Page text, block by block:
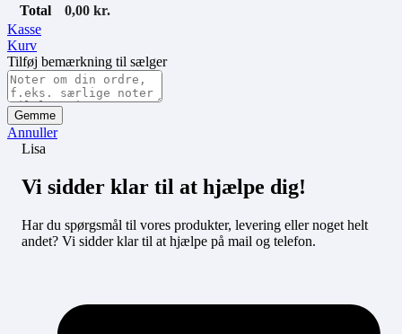
Total
0,00 kr.
Kasse
Kurv
Tilføj bemærkning til sælger
Gemme
Annuller
Lisa
Vi sidder klar til at hjælpe dig!
Har du spørgsmål til vores produkter, levering eller noget helt
andet? Vi sidder klar til at hjælpe på mail og telefon.